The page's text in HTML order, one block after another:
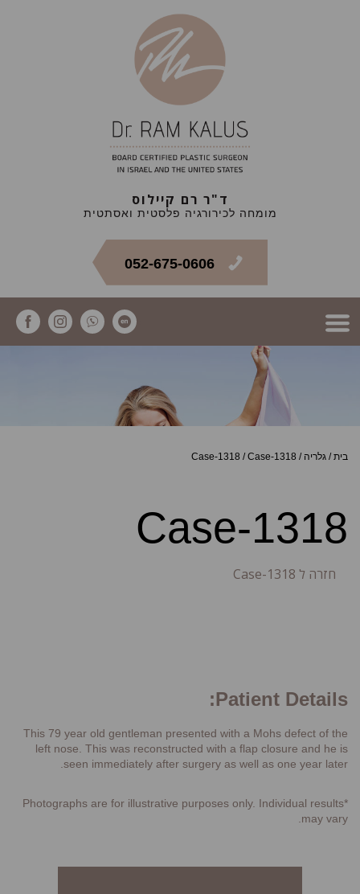
ד"ר רם קיילוס
מומחה לכירורגיה פלסטית ואסתטית
052-675-0606
בית/ גלריה /
Case-1318 /Case-1318
Case-1318
חזרה ל Case-1318
Patient Details:
This 79 year old gentleman presented with a Mohs defect of the
left nose. This was reconstructed with a flap closure and he is
seen immediately after surgery as well as one year later.
*Photographs are for illustrative purposes only. Individual results
may vary.